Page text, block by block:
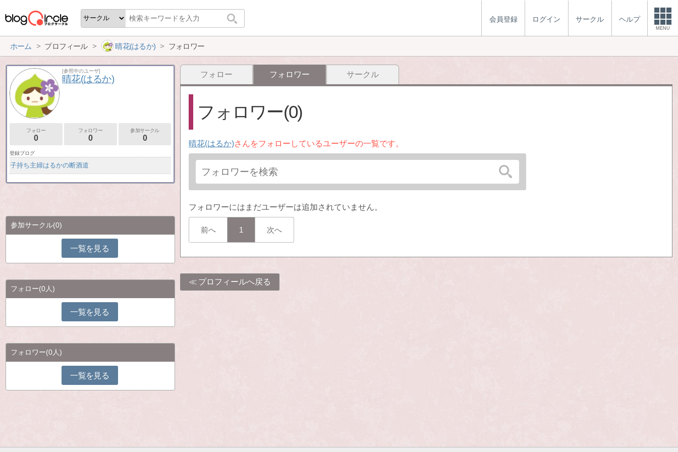
会員登録 ログイン サークル ヘルプ
MENU
ホーム プロフィール 晴花(はるか) フォロワー
フォロー フォロワー サークル
フォロワー(0)
晴花(はるか)さんをフォローしているユーザーの一覧です。
フォロワーにはまだユーザーは追加されていません。
前へ 1 次へ
プロフィールへ戻る
[参照中のユーザ]
晴花(はるか)
フォロー
0
フォロワー
0
参加サークル
0
登録ブログ
子持ち主婦はるかの断酒道
参加サークル(0)
一覧を見る
フォロー(0人)
一覧を見る
フォロワー(0人)
一覧を見る